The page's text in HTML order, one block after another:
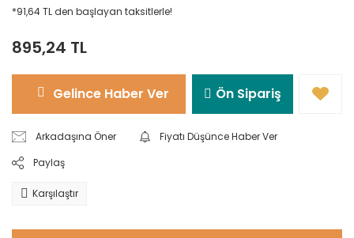
*91,64 TL den başlayan taksitlerle!
895,24 TL
Gelince Haber Ver Ön Sipariş
Arkadaşına Öner
Fiyatı Düşünce Haber Ver
Paylaş
Karşılaştır